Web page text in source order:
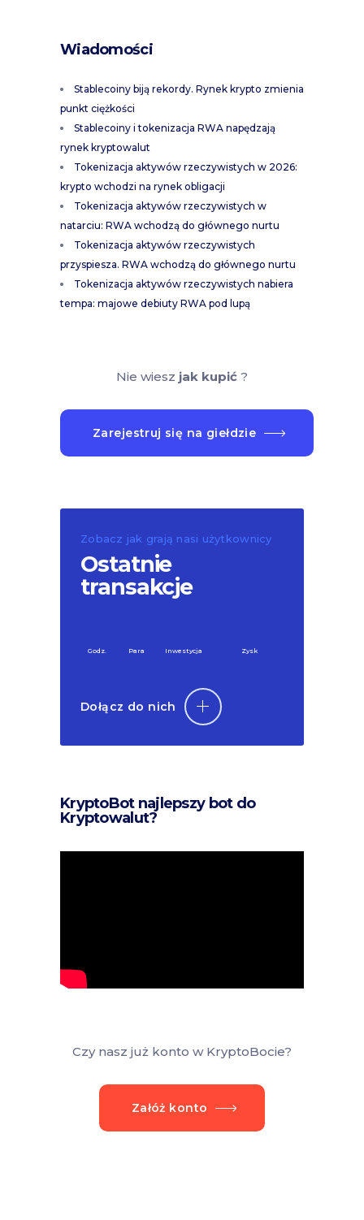
Wiadomości
Stablecoiny biją rekordy. Rynek krypto zmienia
punkt ciężkości
Stablecoiny i tokenizacja RWA napędzają
rynek kryptowalut
Tokenizacja aktywów rzeczywistych w 2026:
krypto wchodzi na rynek obligacji
Tokenizacja aktywów rzeczywistych w
natarciu: RWA wchodzą do głównego nurtu
Tokenizacja aktywów rzeczywistych
przyspiesza. RWA wchodzą do głównego nurtu
Tokenizacja aktywów rzeczywistych nabiera
tempa: majowe debiuty RWA pod lupą
Nie wiesz jak kupić?
Zarejestruj się na giełdzie
Zobacz jak grają nasi użytkownicy
Ostatnie
transakcje
Godz. Para Inwestycja Zysk
Dołącz do nich
KryptoBot najlepszy bot do
Kryptowalut?
Czy nasz już konto w KryptoBocie?
Załóż konto